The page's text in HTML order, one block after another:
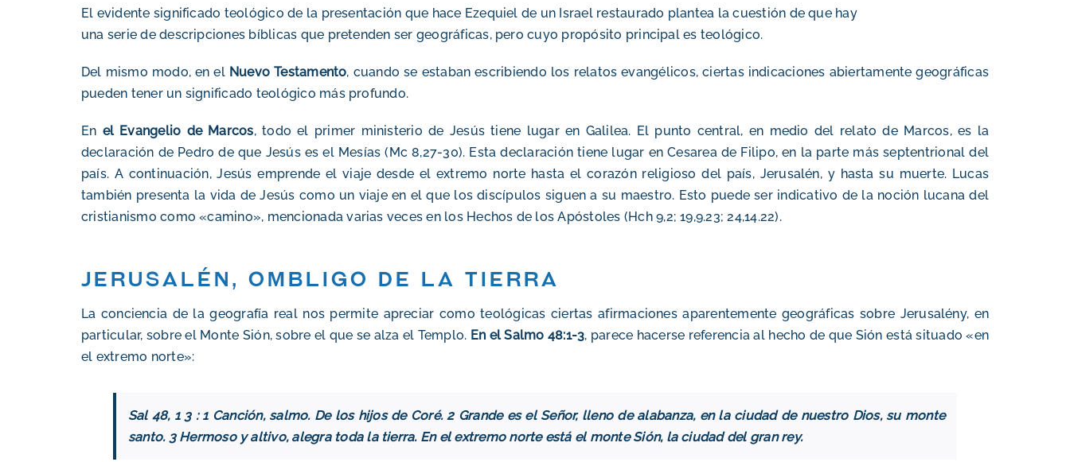
El evidente significado teológico de la presentación que hace Ezequiel de un Israel restaurado plantea la cuestión de que hay
una serie de descripciones bíblicas que pretenden ser geográficas, pero cuyo propósito principal es teológico.
Del mismo modo, en el Nuevo Testamento, cuando se estaban escribiendo los relatos evangélicos, ciertas indicaciones abiertamente geográficas
pueden tener un significado teológico más profundo.
En el Evangelio de Marcos, todo el primer ministerio de Jesús tiene lugar en Galilea. El punto central, en medio del relato de Marcos, es la
declaración de Pedro de que Jesús es el Mesías (Mc 8,27-30). Esta declaración tiene lugar en Cesarea de Filipo, en la parte más septentrional del
país. A continuación, Jesús emprende el viaje desde el extremo norte hasta el corazón religioso del país, Jerusalén, y hasta su muerte. Lucas
también presenta la vida de Jesús como un viaje en el que los discípulos siguen a su maestro. Esto puede ser indicativo de la noción lucana del
cristianismo como «camino», mencionada varias veces en los Hechos de los Apóstoles (Hch 9,2; 19,9.23; 24,14.22).
Jerusalén, ombligo de la tierra
La conciencia de la geografía real nos permite apreciar como teológicas ciertas afirmaciones aparentemente geográficas sobre Jerusalény, en
particular, sobreel Monte Sión, sobre el que se alza el Templo. En el Salmo 48:1-3, parece hacerse referencia al hecho de que Sión está situado «en
el extremo norte»:
Sal 48, 1 3 : 1 Canción, salmo. De los hijos de Coré. 2 Grande es el Señor, lleno de alabanza, en la ciudad de nuestro Dios, su monte
santo. 3 Hermoso y altivo, alegra toda la tierra. En el extremo norte está el monte Sión, la ciudad del gran rey.